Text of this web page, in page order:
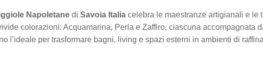
Napoletane di Savoia Italia celebra le maestranze artigianali e le
colorazioni: Acquamarina, Perla e Zaffiro, ciascuna accompagnata
l’ideale per trasformare bagni, living e spazi esterni in ambienti di